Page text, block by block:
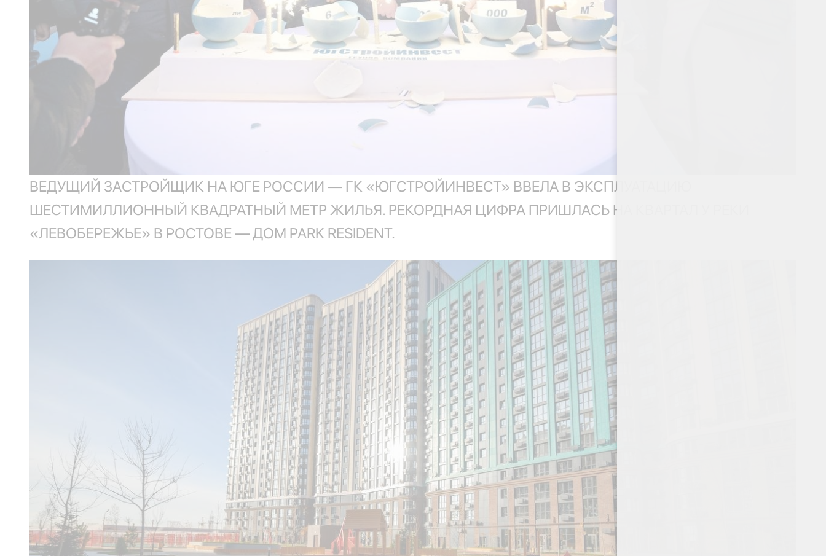
ВЕДУЩИЙ ЗАСТРОЙЩИК НА ЮГЕ РОССИИ — ГК «ЮГСТРОЙИНВЕСТ» ВВЕЛА В ЭКСПЛУАТАЦИЮ
ШЕСТИМИЛЛИОННЫЙ КВАДРАТНЫЙ МЕТР ЖИЛЬЯ. РЕКОРДНАЯ ЦИФРА ПРИШЛАСЬ НА КВАРТАЛ У РЕКИ
«ЛЕВОБЕРЕЖЬЕ» В РОСТОВЕ — ДОМ PARK RESIDENT.